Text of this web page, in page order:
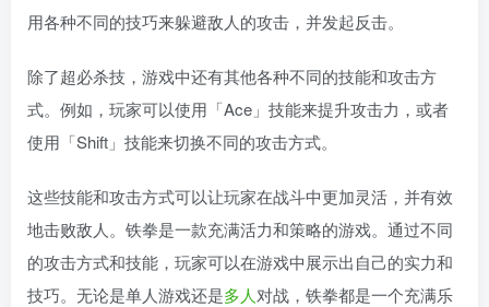
用各种不同的技巧来躲避敌人的攻击，并发起反击。
除了超必杀技，游戏中还有其他各种不同的技能和攻击方
式。例如，玩家可以使用「Ace」技能来提升攻击力，或者
使用「Shift」技能来切换不同的攻击方式。
这些技能和攻击方式可以让玩家在战斗中更加灵活，并有效
地击败敌人。铁拳是一款充满活力和策略的游戏。通过不同
的攻击方式和技能，玩家可以在游戏中展示出自己的实力和
技巧。无论是单人游戏还是多人对战，铁拳都是一个充满乐